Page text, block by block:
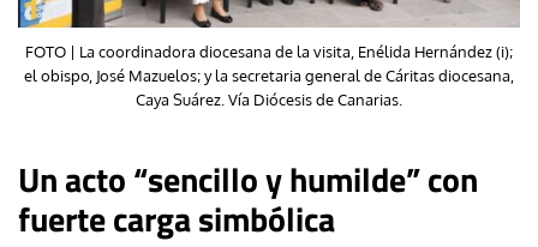
FOTO | La coordinadora diocesana de la visita, Enélida Hernández (i);
el obispo, José Mazuelos; y la secretaria general de Cáritas diocesana,
Caya Suárez. Vía Diócesis de Canarias.
Un acto “sencillo y humilde” con
fuerte carga simbólica